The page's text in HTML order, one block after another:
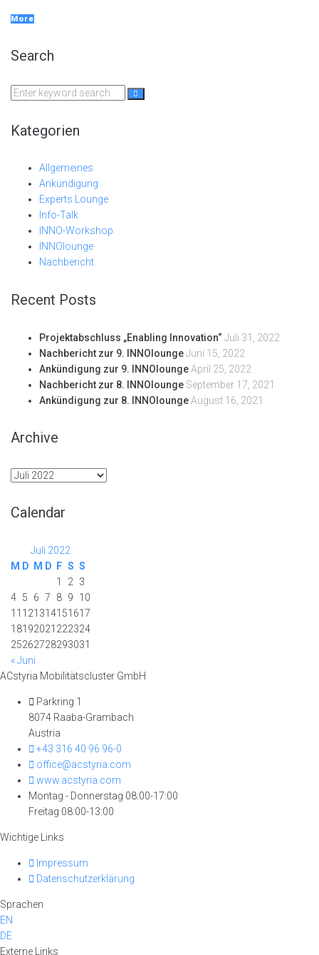
More
Search
Search
Kategorien
Allgemeines
Ankündigung
Experts Lounge
Info-Talk
INNO-Workshop
INNOlounge
Nachbericht
Recent Posts
Projektabschluss „Enabling Innovation“ Juli 31, 2022
Nachbericht zur 9. INNOloungeJuni 15, 2022
Ankündigung zur 9. INNOloungeApril 25, 2022
Nachbericht zur 8. INNOlounge September 17, 2021
Ankündigung zur 8. INNOloungeAugust 16, 2021
Archive
Archive
Calendar
Juli 2022
M D M D F S S
1
2
3
4 5 6 7 8 9
10
11 121314151617
18192021 222324
25262728293031
« Juni
ACstyria Mobilitätscluster GmbH
Parkring 1
8074 Raaba-Grambach
Austria
+43 316 40 96 96-0
office@acstyria.com
www.acstyria.com
Montag - Donnerstag 08:00-17:00
Freitag 08:00-13:00
Wichtige Links
Impressum
Datenschutzerklärung
Sprachen
EN
DE
Externe Links